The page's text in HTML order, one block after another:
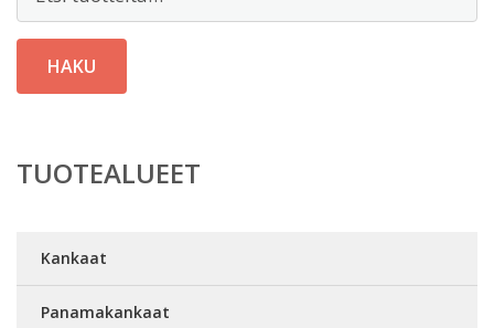
HAKU
TUOTEALUEET
Kankaat
Panamakankaat